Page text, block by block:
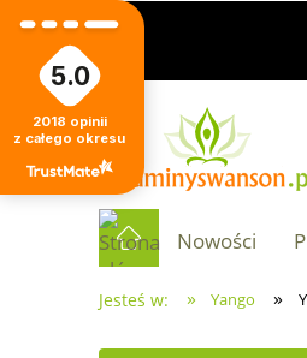
Nowości
Jesteś w: » Yango »
5.0
2018 opinii
z całego okresu